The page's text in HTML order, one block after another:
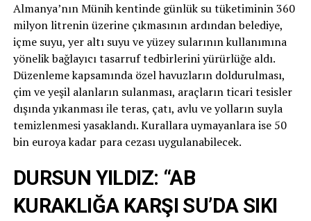
Almanya’nın Münih kentinde günlük su tüketiminin 360
milyon litrenin üzerine çıkmasının ardından belediye,
içme suyu, yer altı suyu ve yüzey sularının kullanımına
yönelik bağlayıcı tasarruf tedbirlerini yürürlüğe aldı.
Düzenleme kapsamında özel havuzların doldurulması,
çim ve yeşil alanların sulanması, araçların ticari tesisler
dışında yıkanması ile teras, çatı, avlu ve yolların suyla
temizlenmesi yasaklandı. Kurallara uymayanlara ise 50
bin euroya kadar para cezası uygulanabilecek.
DURSUN YILDIZ: “AB
KURAKLIĞA KARŞI SU’DA SIKI